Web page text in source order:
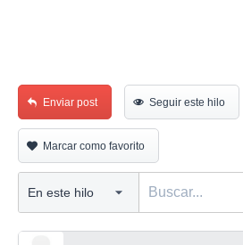
Enviar post Seguir este hilo
Marcar como favorito